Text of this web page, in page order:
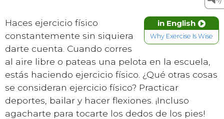
in English
Why Exercise Is Wise
Haces ejercicio físico
constantemente sin siquiera
darte cuenta. Cuando corres
al aire libre o pateas una pelota en la escuela,
estás haciendo ejercicio físico. ¿Qué otras cosas
se consideran ejercicio físico? Practicar
deportes, bailar y hacer flexiones. ¡Incluso
agacharte para tocarte los dedos de los pies!